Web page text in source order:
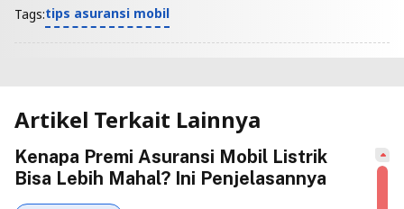
Tags:tips asuransi mobil
Artikel Terkait Lainnya
Kenapa Premi Asuransi Mobil Listrik
Bisa Lebih Mahal? Ini Penjelasannya